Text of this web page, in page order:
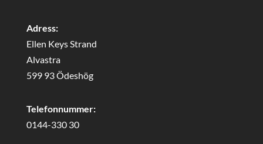
Adress:
Ellen Keys Strand
Alvastra
599 93 Ödeshög
Telefonnummer:
0144-330 30